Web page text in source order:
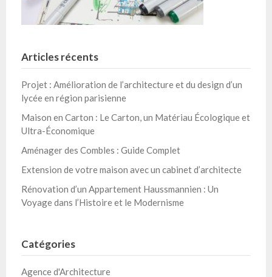
Articles récents
Projet : Amélioration de l’architecture et du design d’un
lycée en région parisienne
Maison en Carton : Le Carton, un Matériau Écologique et
Ultra-Économique
Aménager des Combles : Guide Complet
Extension de votre maison avec un cabinet d’architecte
Rénovation d’un Appartement Haussmannien : Un
Voyage dans l’Histoire et le Modernisme
Catégories
Agence d'Architecture